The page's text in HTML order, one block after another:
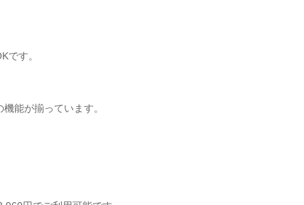
です。
能が揃っています。